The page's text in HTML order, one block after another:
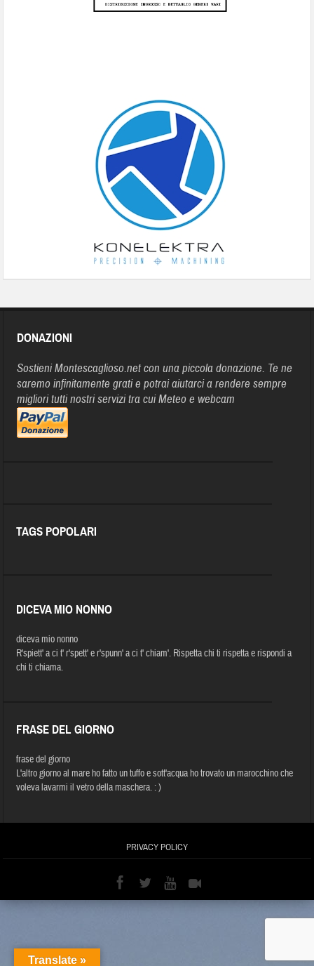
DONAZIONI
Sostieni Montescaglioso.net con una piccola donazione. Te ne
saremo infinitamente grati e potrai aiutarci a rendere sempre
migliori tutti nostri servizi tra cui Meteo e webcam
TAGS POPOLARI
DICEVA MIO NONNO
diceva mio nonno
R'spiett' a ci t' r'spett' e r'spunn' a ci t' chiam'. Rispetta chi ti rispetta e rispondi a
chi ti chiama.
FRASE DEL GIORNO
frase del giorno
L'altro giorno al mare ho fatto un tuffo e sott'acqua ho trovato un marocchino che
voleva lavarmi il vetro della maschera. : )
PRIVACY POLICY
Translate »